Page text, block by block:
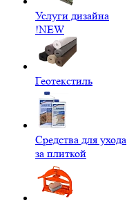
Услуги дизайна
!NEW
Геотекстиль
Средства для ухода
за плиткой